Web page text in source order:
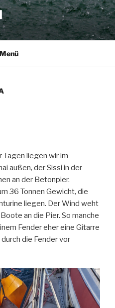
Menü
Tagen liegen wir im
außen, der Sissi in der
an der Betonpier.
36 Tonnen Gewicht, die
liegen. Der Wind weht
an die Pier. So manche
Fender eher eine Gitarre
die Fender vor